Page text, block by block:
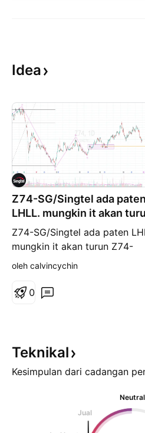
Idea
Z74-SG/Singtel ada paten
LHLL. mungkin it akan
Z74-SG/Singtel ada paten
mungkin it akan turun Z74-
SG/Singtel froms LHLL.
#KebayaTrader
oleh calvincychin
0
Teknikal
Kesimpulan dari cadangan
Neutral
Jual